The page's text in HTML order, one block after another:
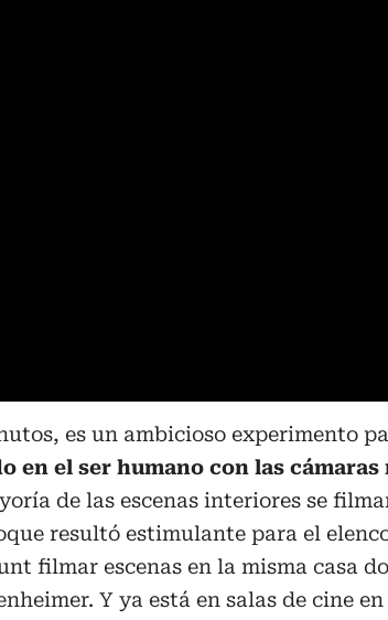
es un ambicioso experimento
en el ser humano con las cámaras
de las escenas interiores se
resultó estimulante para el
filmar escenas en la misma casa
Y ya está en salas de cine